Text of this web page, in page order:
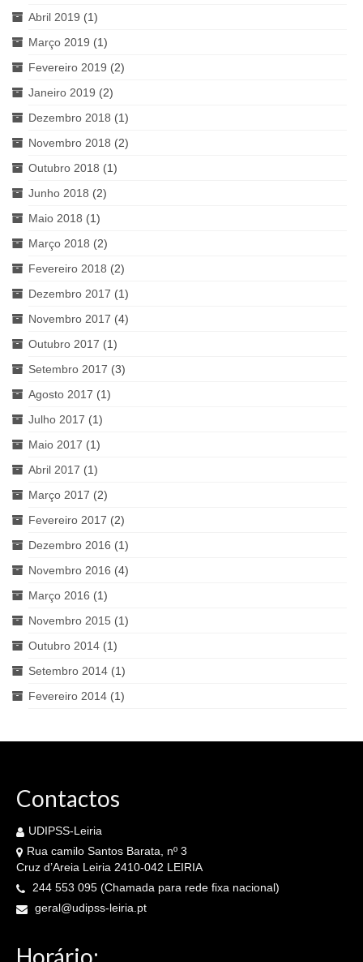
Abril 2019 (1)
Março 2019 (1)
Fevereiro 2019 (2)
Janeiro 2019 (2)
Dezembro 2018 (1)
Novembro 2018 (2)
Outubro 2018 (1)
Junho 2018 (2)
Maio 2018 (1)
Março 2018 (2)
Fevereiro 2018 (2)
Dezembro 2017 (1)
Novembro 2017 (4)
Outubro 2017 (1)
Setembro 2017 (3)
Agosto 2017 (1)
Julho 2017 (1)
Maio 2017 (1)
Abril 2017 (1)
Março 2017 (2)
Fevereiro 2017 (2)
Dezembro 2016 (1)
Novembro 2016 (4)
Março 2016 (1)
Novembro 2015 (1)
Outubro 2014 (1)
Setembro 2014 (1)
Fevereiro 2014 (1)
Contactos
UDIPSS-Leiria
Rua camilo Santos Barata, nº 3
Cruz d’Areia Leiria 2410-042 LEIRIA
244 553 095 (Chamada para rede fixa nacional)
geral@udipss-leiria.pt